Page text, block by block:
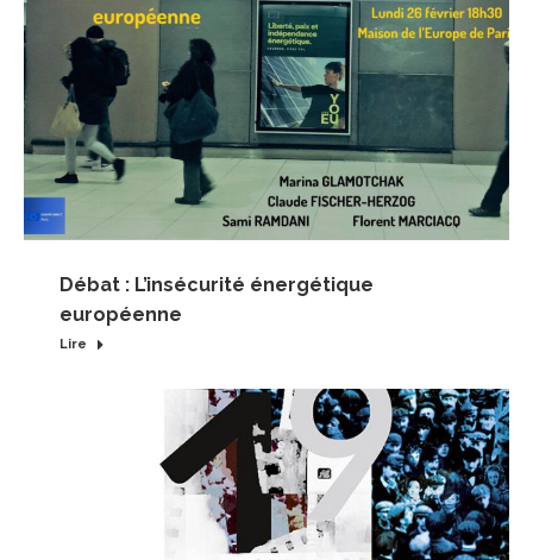
Débat : L’insécurité énergétique
européenne
Lire